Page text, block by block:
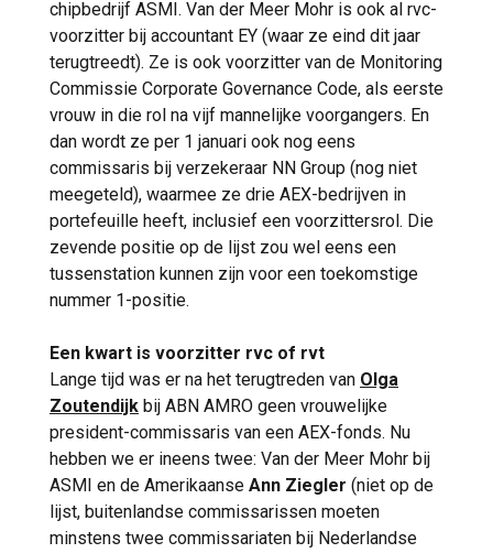
chipbedrijf ASMI. Van der Meer Mohr is ook al rvc-
voorzitter bij accountant EY (waar ze eind dit jaar
terugtreedt). Ze is ook voorzitter van de Monitoring
Commissie Corporate Governance Code, als eerste
vrouw in die rol na vijf mannelijke voorgangers. En
dan wordt ze per 1 januari ook nog eens
commissaris bij verzekeraar NN Group (nog niet
meegeteld), waarmee ze drie AEX-bedrijven in
portefeuille heeft, inclusief een voorzittersrol. Die
zevende positie op de lijst zou wel eens een
tussenstation kunnen zijn voor een toekomstige
nummer 1-positie.
Een kwart is voorzitter rvc of rvt
Lange tijd was er na het terugtreden van Olga
Zoutendijk bij ABN AMRO geen vrouwelijke
president-commissaris van een AEX-fonds. Nu
hebben we er ineens twee: Van der Meer Mohr bij
ASMI en de Amerikaanse Ann Ziegler (niet op de
lijst, buitenlandse commissarissen moeten
minstens twee commissariaten bij Nederlandse